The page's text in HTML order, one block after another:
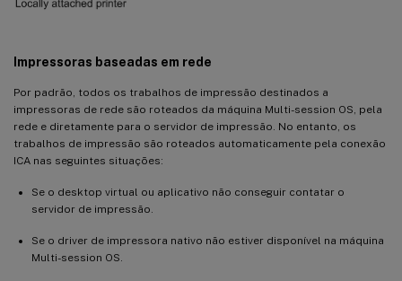
Impressoras baseadas em rede
Por padrão, todos os trabalhos de impressão destinados a
impressoras de rede são roteados da máquina Multi-session OS, pela
rede e diretamente para o servidor de impressão. No entanto, os
trabalhos de impressão são roteados automaticamente pela conexão
ICA nas seguintes situações:
Se o desktop virtual ou aplicativo não conseguir contatar o
servidor de impressão.
Se o driver de impressora nativo não estiver disponível na máquina
Multi-session OS.